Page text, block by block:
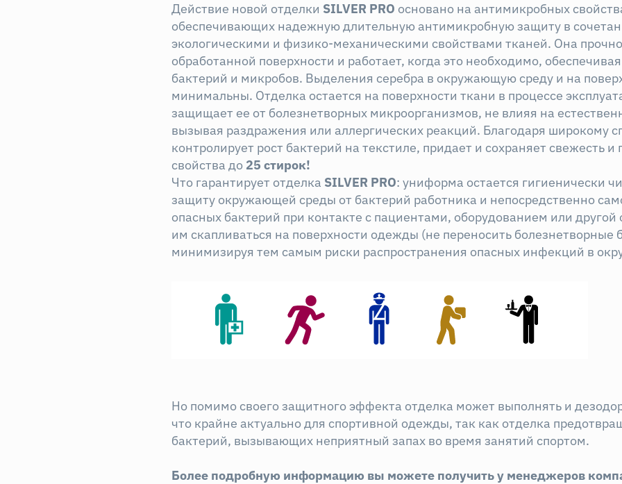
Действие новой отделки SILVER PRO основано на антимикробных
обеспечивающих надежную длительную антимикробную защиту в
экологическими и физико-механическими свойствами тканей. Она
обработанной поверхности и работает, когда это необходимо,
бактерий и микробов. Выделения серебра в окружающую среду и на
минимальны. Отделка остается на поверхности ткани в процессе
защищает ее от болезнетворных микроорганизмов, не влияя на
вызывая раздражения или аллергических реакций. Благодаря широкому
контролирует рост бактерий на текстиле, придает и сохраняет свежесть и
свойства до 25 стирок!
Что гарантирует отделка SILVER PRO: униформа остается гигиенически
защиту окружающей среды от бактерий работника и непосредственно
опасных бактерий при контакте с пациентами, оборудованием или
им скапливаться на поверхности одежды (не переносить болезнетворные
минимизируя тем самым риски распространения опасных инфекций в
Но помимо своего защитного эффекта отделка может выполнять и
что крайне актуально для спортивной одежды, так как отделка
бактерий, вызывающих неприятный запах во время занятий спортом.
Более подробную информацию вы можете получить у менеджеров